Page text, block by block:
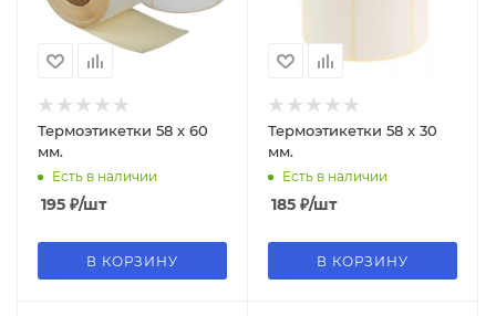
Термоэтикетки 58 х 60
мм.
Есть в наличии
195 ₽/шт
В КОРЗИНУ
Термоэтикетки 58 х 30
мм.
Есть в наличии
185 ₽/шт
В КОРЗИНУ